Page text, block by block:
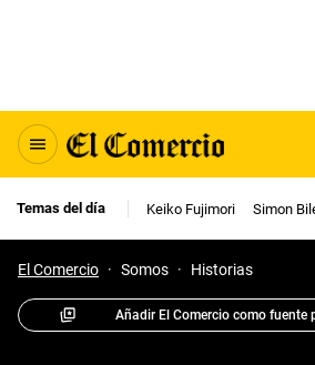
Temas del día Keiko Fujimori Simon
El Comercio · Somos · Historias
Añadir El Comercio como fuente